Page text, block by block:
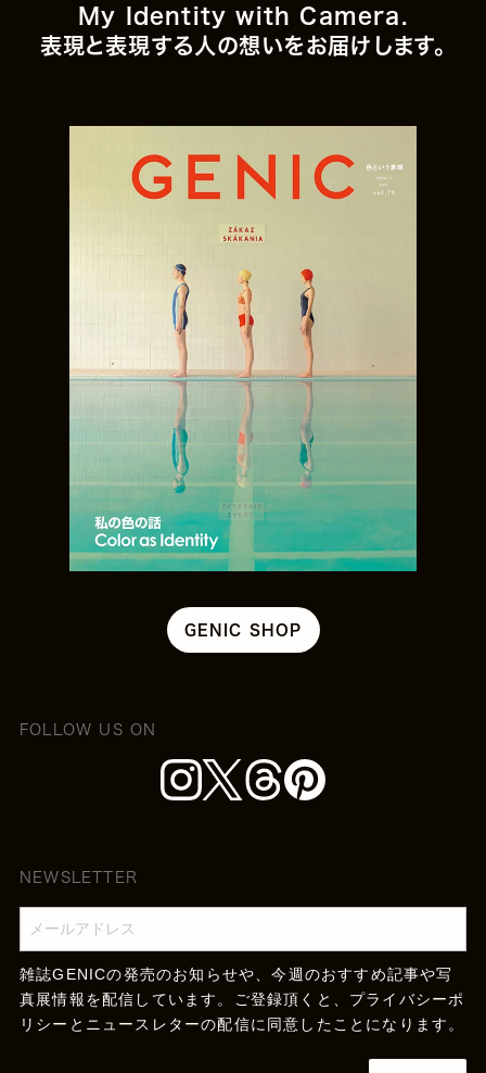
My Identity with Camera.
表現と表現する人の想いをお届けします。
GENIC SHOP
FOLLOW US ON
NEWSLETTER
雑誌GENICの発売のお知らせや、今週のおすすめ記事や写
真展情報を配信しています。ご登録頂くと、 プライバシーポ
リシー とニュースレターの配信に同意したことになります。